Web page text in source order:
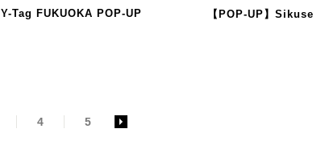
Y-Tag FUKUOKA POP-UP
【POP-UP】Sikuse
4 5